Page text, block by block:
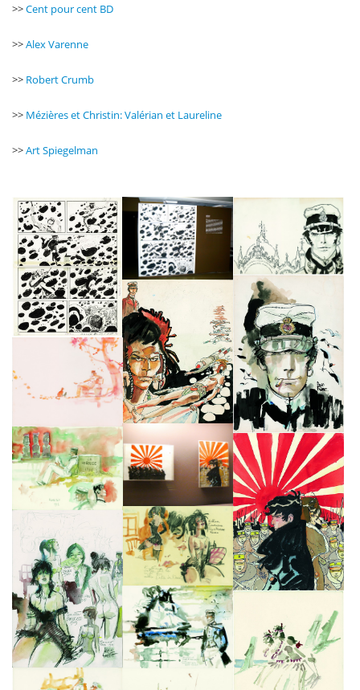
>>Cent pour cent BD
>>Alex Varenne
>> Robert Crumb
>> Mézières et Christin: Valérian et Laureline
>>Art Spiegelman